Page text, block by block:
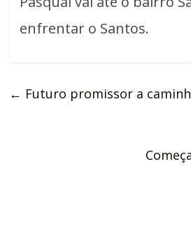
enfrentar o Santos.
← Futuro promissor a